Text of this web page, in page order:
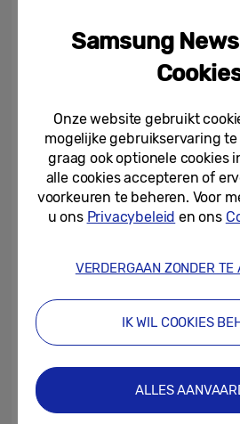
Art Store is op steeds meer
beschikbaar, waaronder
toonaangevende musea,
kunstenaars geven
stijl.
Via de Samsung Art Store
van bekende kunstenaars
bekijken, waaronder nu
MUNCH. Ieder kunstwerk
natuurgetrouw in hoge
weergegeven, zodat
wereld elke dag van kunst
Samsung
Onze website gebruikt
mogelijke gebruikservaring
graag ook optionele cookies
alle cookies accepteren of
voorkeuren te beheren. Voor
u ons Privacybeleid en ons
VERDERGAAN ZONDER TE
IK WIL COOKIES
ALLES